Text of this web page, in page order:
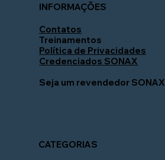
INFORMAÇÕES
Contatos
Treinamentos
Política de Privacidades
Credenciados SONAX
Seja um revendedor SONAX
CATEGORIAS